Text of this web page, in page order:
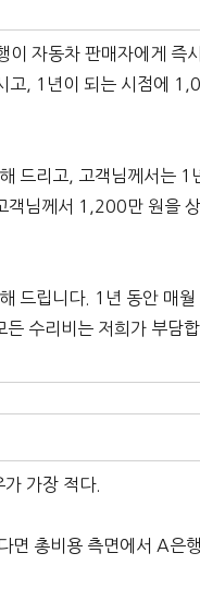
자동차 판매자에게 즉
, 1년이 되는 시점에
드리고, 고객님께서는 1
님께서 1,200만 원을
드립니다. 1년 동안 매
수리비는 저희가 부담
가장 적다.
면 총비용 측면에서 A은